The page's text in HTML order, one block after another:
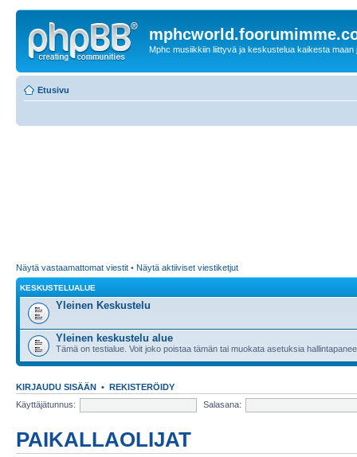
Mphc musiikkiin liittyvä ja keskustelua kaikesta maan
Etusivu
Näytä vastaamattomat viestit • Näytä aktiiviset viestiketjut
KESKUSTELUALUE
Yleinen Keskustelu
Yleinen keskustelu alue
Tämä on testialue. Voit joko poistaa tämän tai muokata asetuksia
KIRJAUDU SISÄÄN • REKISTERÖIDY
Käyttäjätunnus:
Salasana:
PAIKALLAOLIJAT